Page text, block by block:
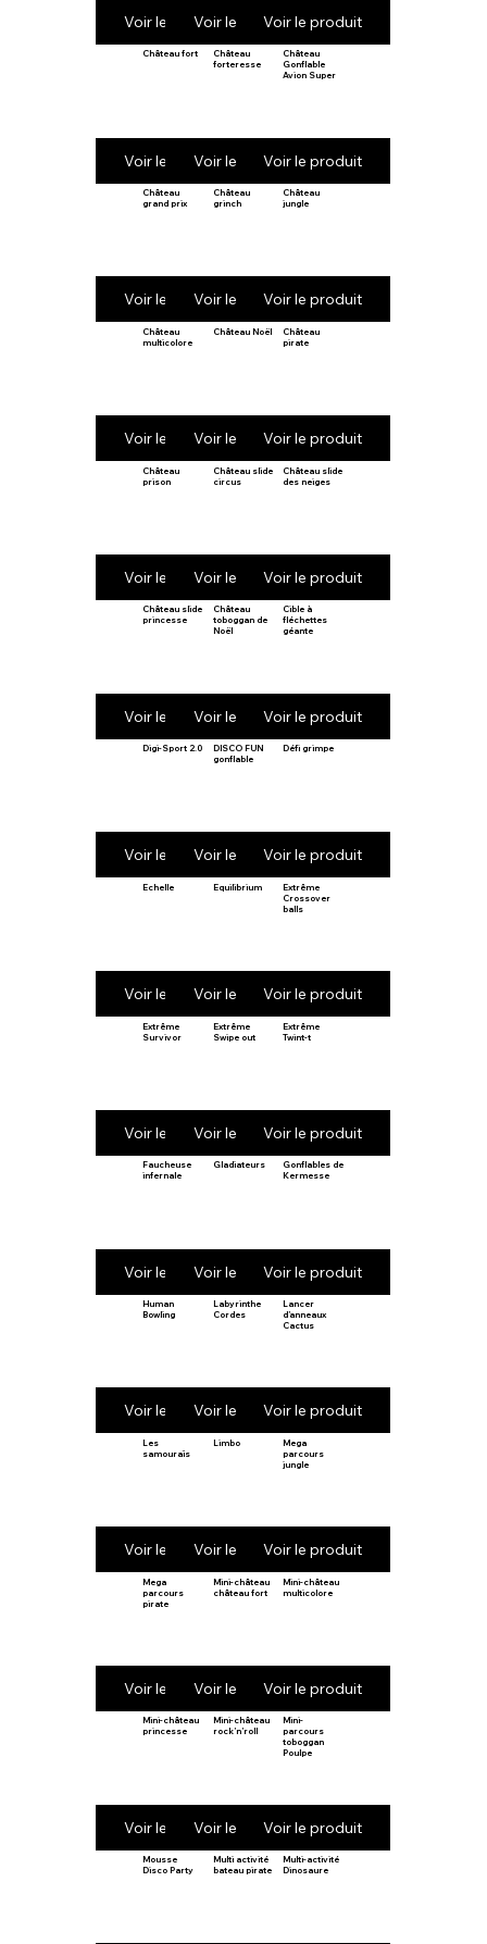
Voir le produitVoir le produitVoir le produit
Château fort
Voir le produit
Château
forteresse
Voir le produit
Château
Gonflable
Avion Super
Voir le produit
Château
grand prix
Voir le produit
Château
grinch
Voir le produit
Château
jungle
Voir le produit
Château
multicolore
Voir le produit
Château Noël
Voir le produit
Château
pirate
Voir le produit
Château
prison
Voir le produit
Château slide
circus
Voir le produit
Château slide
des neiges
Voir le produit
Château slide
princesse
Voir le produit
Château
toboggan de
Noël
Voir le produit
Cible à
fléchettes
géante
Voir le produit
Digi-Sport 2.0
Voir le produit
DISCO FUN
gonflable
Voir le produit
Défi grimpe
Voir le produit
Echelle
Voir le produit
Equilibrium
Voir le produit
Extrême
Crossover
balls
Voir le produit
Extrême
Survivor
Voir le produit
Extrême
Swipe out
Voir le produit
Extrême
Twint-t
Voir le produit
Faucheuse
infernale
Voir le produit
Gladiateurs
Voir le produit
Gonflables de
Kermesse
Voir le produit
Human
Bowling
Voir le produit
Labyrinthe
Cordes
Voir le produit
Lancer
d’anneaux
Cactus
Voir le produit
Les
samouraïs
Voir le produit
Limbo
Voir le produit
Mega
parcours
jungle
Voir le produit
Mega
parcours
pirate
Voir le produit
Mini-château
château fort
Voir le produit
Mini-château
multicolore
Voir le produit
Mini-château
princesse
Voir le produit
Mini-château
rock’n’roll
Voir le produit
Mini-
parcours
toboggan
Poulpe
Voir le produit
Mousse
Disco Party
Multi activité
bateau pirate
Multi-activité
Dinosaure